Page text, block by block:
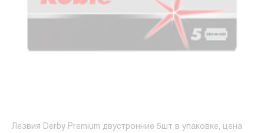
Лезвия Derby Premium двустронние 5шт в упаковке, цена